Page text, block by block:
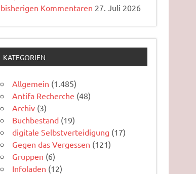
bisherigen Kommentaren 27. Juli 2026
KATEGORIEN
Allgemein (1.485)
Antifa Recherche (48)
Archiv (3)
Buchbestand (19)
digitale Selbstverteidigung (17)
Gegen das Vergessen (121)
Gruppen (6)
Infoladen (12)